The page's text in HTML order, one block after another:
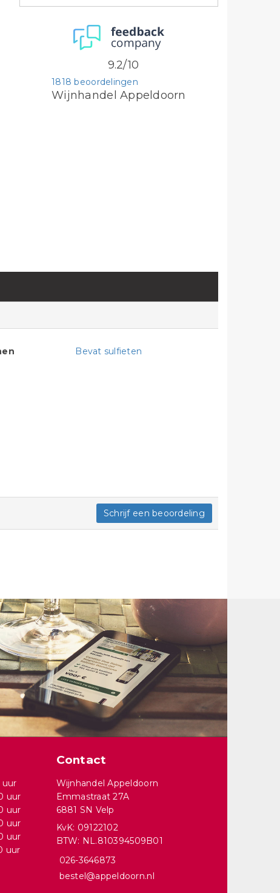
Wijnhandel Appeldoorn
1818 beoordelingen
9.2/10
Bevat sulfieten
Schrijf een beoordeling
uur
uur
uur
uur
uur
uur
Contact
Wijnhandel Appeldoorn
Emmastraat 27A
6881 SN Velp
KvK: 09122102
BTW: NL.810394509B01
026-3646873
bestel@appeldoorn.nl